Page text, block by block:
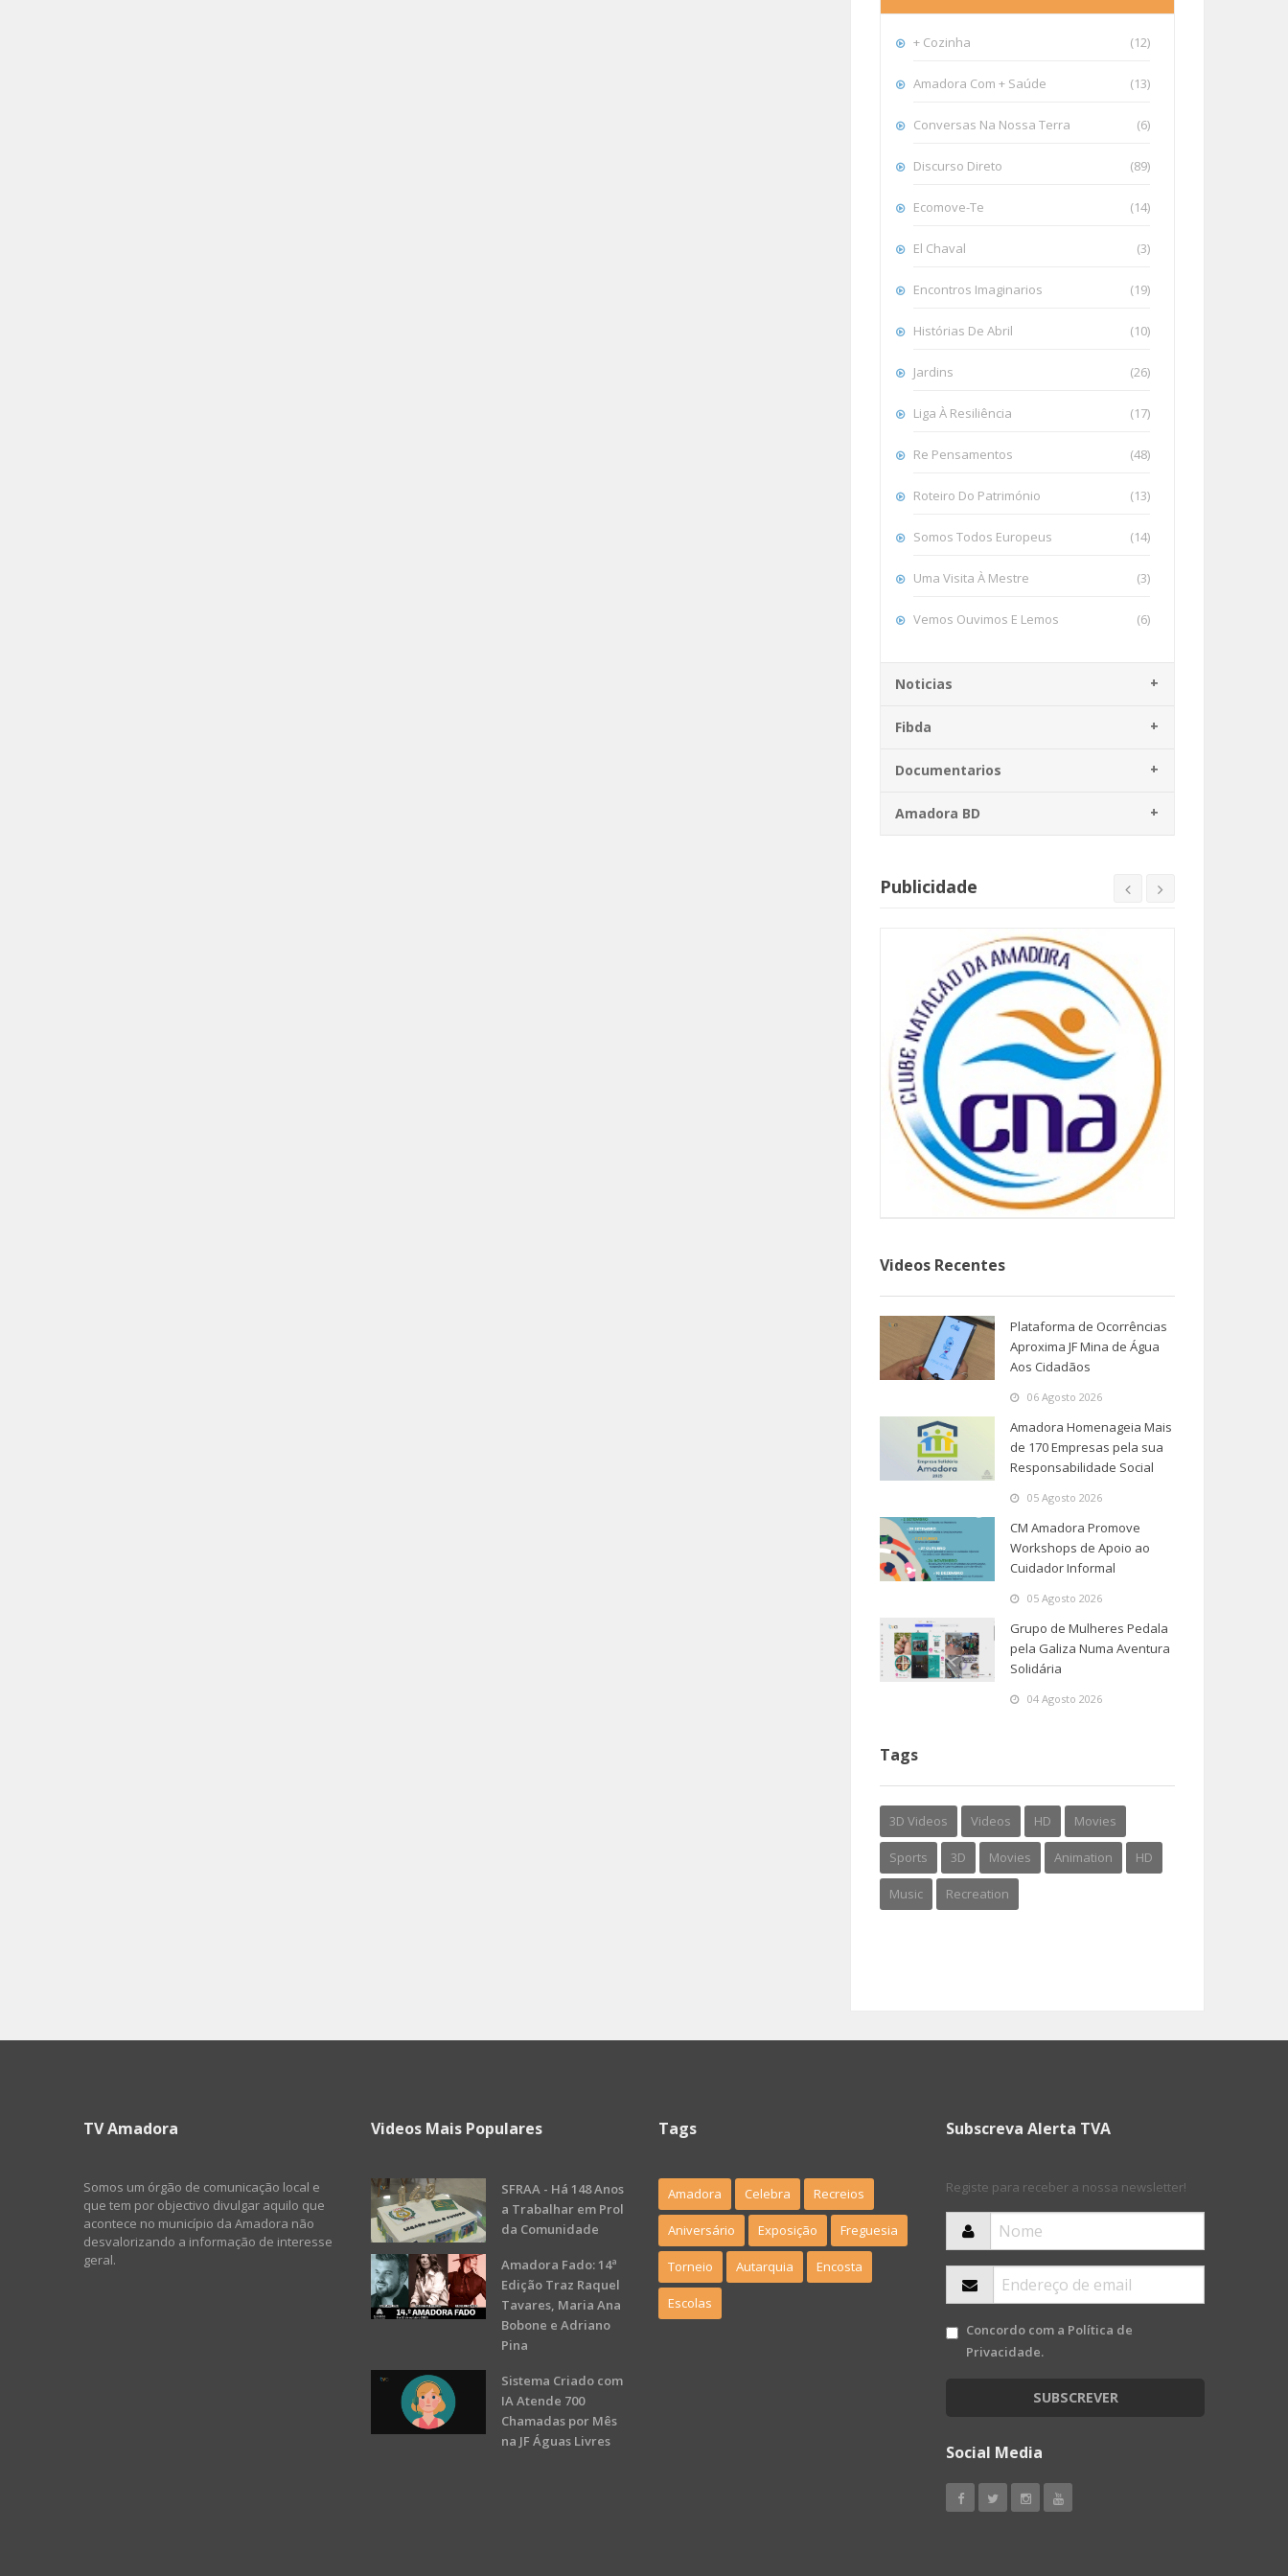
+ Cozinha (12)
Amadora Com + Saúde (13)
Conversas Na Nossa Terra (6)
Discurso Direto (89)
Ecomove-Te (14)
El Chaval (3)
Encontros Imaginarios (19)
Histórias De Abril (10)
Jardins (26)
Liga À Resiliência (17)
Re Pensamentos (48)
Roteiro Do Património (13)
Somos Todos Europeus (14)
Uma Visita À Mestre (3)
Vemos Ouvimos E Lemos (6)
Noticias
Fibda
Documentarios
Amadora BD
Publicidade
Videos Recentes
Plataforma de Ocorrências
Aproxima JF Mina de Água
Aos Cidadãos
06 Agosto 2026
Amadora Homenageia Mais
de 170 Empresas pela sua
Responsabilidade Social
05 Agosto 2026
CM Amadora Promove
Workshops de Apoio ao
Cuidador Informal
05 Agosto 2026
Grupo de Mulheres Pedala
pela Galiza Numa Aventura
Solidária
04 Agosto 2026
Tags
3D Videos Videos HD Movies
Sports 3D Movies Animation HD
Music Recreation
TV Amadora
Somos um órgão de comunicação local e
que tem por objectivo divulgar aquilo que
acontece no município da Amadora não
desvalorizando a informação de interesse
geral.
Videos Mais Populares
SFRAA - Há 148 Anos
a Trabalhar em Prol
da Comunidade
Amadora Fado: 14ª
Edição Traz Raquel
Tavares, Maria Ana
Bobone e Adriano
Pina
Sistema Criado com
IA Atende 700
Chamadas por Mês
na JF Águas Livres
Tags
Amadora Celebra Recreios
Aniversário Exposição Freguesia
Torneio Autarquia Encosta
Escolas
Subscreva Alerta TVA
Registe para receber a nossa newsletter!
Concordo com a Política de
Privacidade.
SUBSCREVER
Social Media